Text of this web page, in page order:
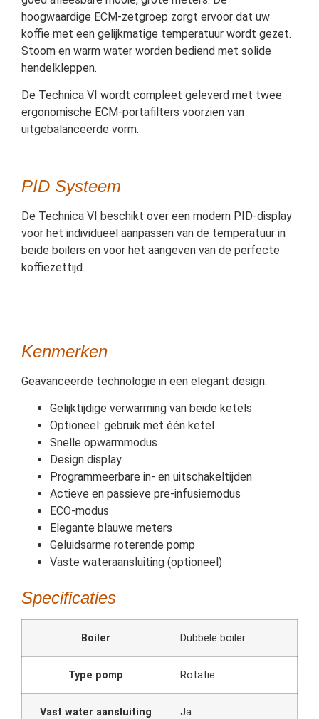
hoogwaardige ECM-zetgroep zorgt ervoor dat uw
koffie met een gelijkmatige temperatuur wordt gezet.
Stoom en warm water worden bediend met solide
hendelkleppen.
De Technica VI wordt compleet geleverd met twee
ergonomische ECM-portafilters voorzien van
uitgebalanceerde vorm.
PID Systeem
De Technica VI beschikt over een modern PID-display
voor het individueel aanpassen van de temperatuur in
beide boilers en voor het aangeven van de perfecte
koffiezettijd.
Kenmerken
Geavanceerde technologie in een elegant design:
Gelijktijdige verwarming van beide ketels
Optioneel: gebruik met één ketel
Snelle opwarmmodus
Design display
Programmeerbare in- en uitschakeltijden
Actieve en passieve pre-infusiemodus
ECO-modus
Elegante blauwe meters
Geluidsarme roterende pomp
Vaste wateraansluiting (optioneel)
Specificaties
Boiler Dubbele boiler
Type pomp Rotatie
Vast water aansluiting Ja